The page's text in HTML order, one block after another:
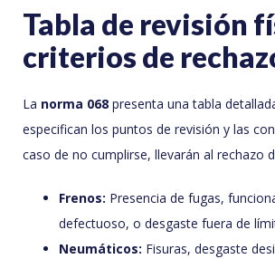
Tabla de revisión
criterios de
La norma 068 presenta una tabla
especifican los puntos de revisión y las
caso de no cumplirse, llevarán al rechazo
Frenos: Presencia de fugas,
defectuoso, o desgaste fuera de
Neumáticos: Fisuras, desgaste